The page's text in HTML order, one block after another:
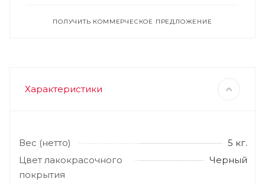
ПОЛУЧИТЬ КОММЕРЧЕСКОЕ ПРЕДЛОЖЕНИЕ
Характеристики
Вес (нетто)
5 кг.
Цвет лакокрасочного
покрытия
Черный